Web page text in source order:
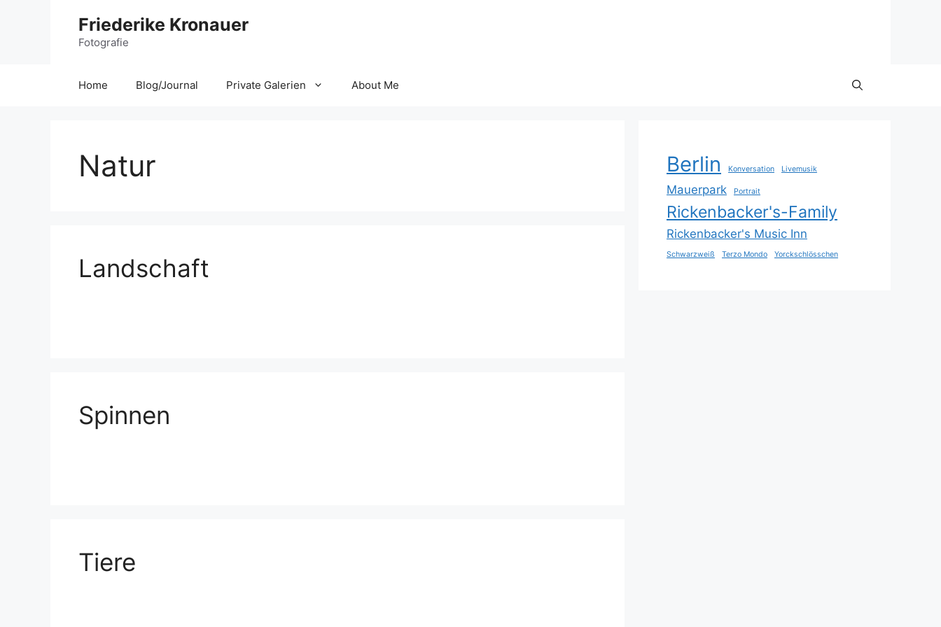
Friederike Kronauer
Fotografie
Home Blog/Journal Private Galerien About Me
Natur
Landschaft
Spinnen
Tiere
Berlin Konversation Livemusik
Mauerpark Portrait
Rickenbacker's-Family
Rickenbacker's Music Inn
Schwarzweiß Terzo Mondo Yorckschlösschen